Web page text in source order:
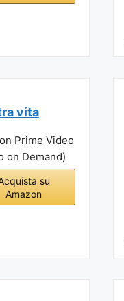
vita
Prime Video
on Demand)
su
Amazon